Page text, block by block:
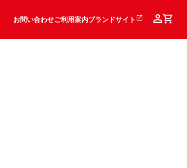
お問い合わせご利用案内ブランドサイト